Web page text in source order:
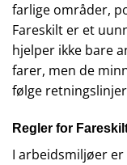
farlige områder,
Fareskilt er et
hjelper ikke bare
farer, men de
følge
Regler for
I arbeidsmiljøer